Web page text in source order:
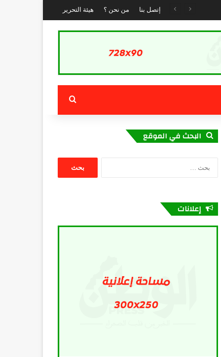
إتصل بنا من نحن ؟ هيئة التحرير
بحث عن
البحث في الموقع
إعلانات